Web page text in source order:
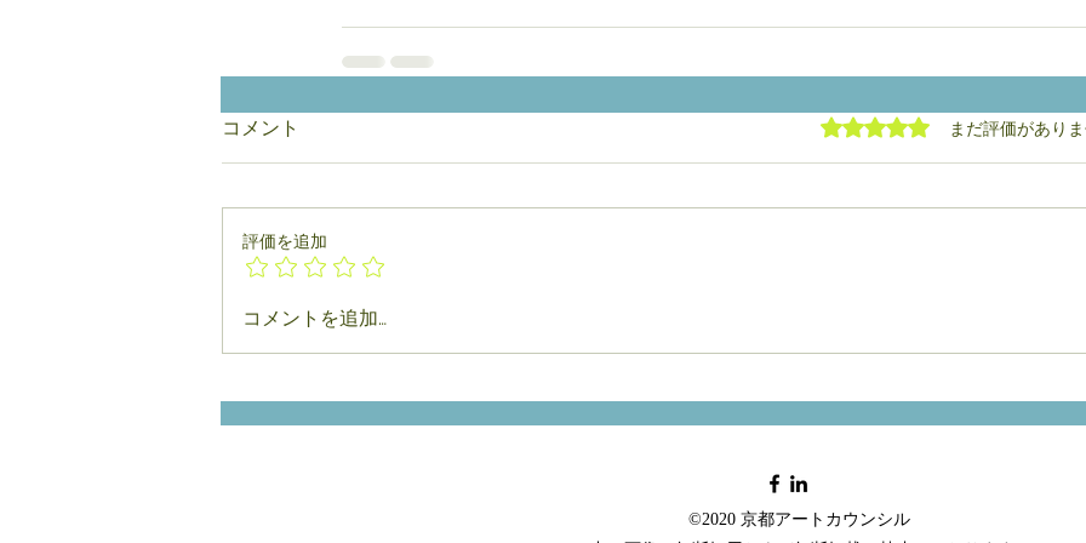
コメント 5つ星のうち0と評価されて
まだ評価があり
評価を追加
コメントを追加…
©2020 京都アートカウンシル